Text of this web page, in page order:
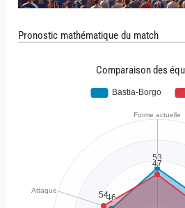
Pronostic mathématique du match
Comparaison des